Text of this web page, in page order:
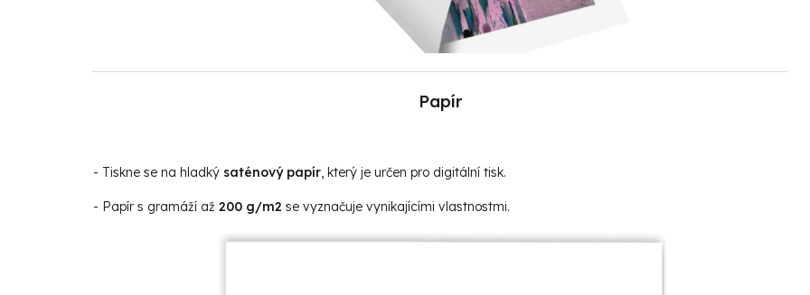
Papír
- Tiskne se na hladký saténový papír , který je určen pro digitální tisk.
- Papír s gramáží až 200 g/m2 se vyznačuje vynikajícími vlastnostmi.